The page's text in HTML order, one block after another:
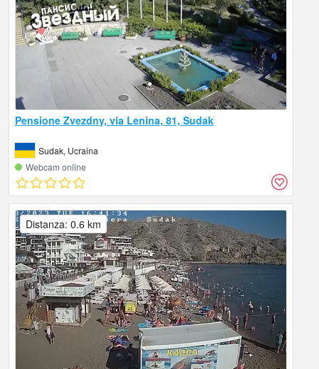
Pensione Zvezdny, via Lenina, 81, Sudak
Sudak, Ucraina
Webcam online
Distanza: 0.6 km